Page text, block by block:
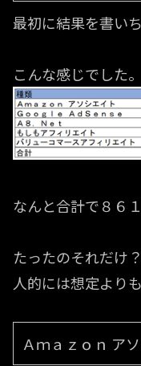
最初に結果を書いち
こんな感じでした。
なんと合計で８６
たったのそれだけ
人的には想定より
Ａｍａｚｏｎ ア